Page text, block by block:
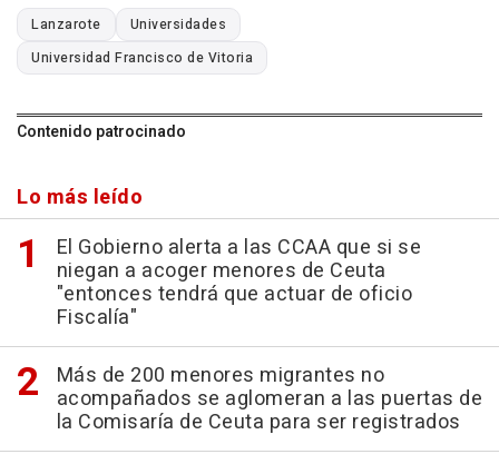
Lanzarote
Universidades
Universidad Francisco de Vitoria
Contenido patrocinado
Lo más leído
El Gobierno alerta a las CCAA que si se
niegan a acoger menores de Ceuta
"entonces tendrá que actuar de oficio
Fiscalía"
Más de 200 menores migrantes no
acompañados se aglomeran a las puertas de
la Comisaría de Ceuta para ser registrados